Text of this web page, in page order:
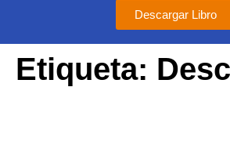
Descargar Libro
Etiqueta: